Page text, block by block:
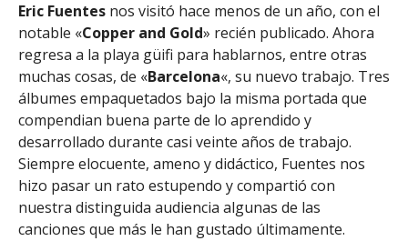
Eric Fuentesnos visitó hace menos de un año, con el
notable «Copper and Gold» recién publicado. Ahora
regresa a la playa güifi para hablarnos, entre otras
muchas cosas, de «Barcelona«, su nuevo trabajo. Tres
álbumes empaquetados bajo la misma portada que
compendian buena parte de lo aprendido y
desarrollado durante casi veinte años de trabajo.
Siempre elocuente, ameno y didáctico, Fuentes nos
hizo pasar un rato estupendo y compartió con
nuestra distinguida audiencia algunas de las
canciones que más le han gustado últimamente.